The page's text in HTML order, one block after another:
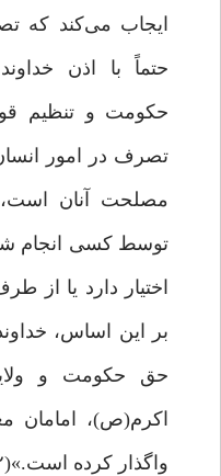
ایجاب می‌کند که
حتماً با اذن
حکومت و تنظیم
تصرف در امور
مصلحت آنان است،
توسط کسی انجام
اختیار دارد یا
بر این اساس،
حق حکومت و
اکرم(ص)، امامان
واگذار کرده است.»(۲)